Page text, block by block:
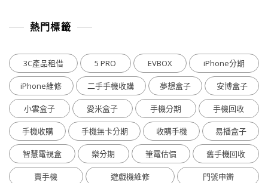
熱門標籤
3C產品租借 5 PRO EVBOX iPhone分期
iPhone維修 二手手機收購 夢想盒子 安博盒子
小雲盒子 愛米盒子 手機分期 手機回收
手機收購 手機無卡分期 收購手機 易播盒子
智慧電視盒 樂分期 筆電估價 舊手機回收
賣手機 遊戲機維修 門號申辧